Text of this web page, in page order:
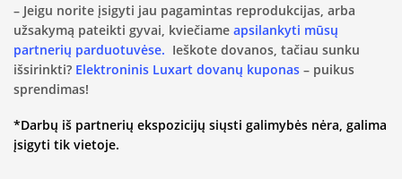
– Jeigu norite įsigyti jau pagamintas reprodukcijas, arba
užsakymą pateikti gyvai, kviečiame apsilankyti mūsų
partnerių parduotuvėse. Ieškote dovanos, tačiau sunku
išsirinkti? Elektroninis Luxart dovanų kuponas – puikus
sprendimas!
*Darbų iš partnerių ekspozicijų siųsti galimybės nėra, galima
įsigyti tik vietoje.